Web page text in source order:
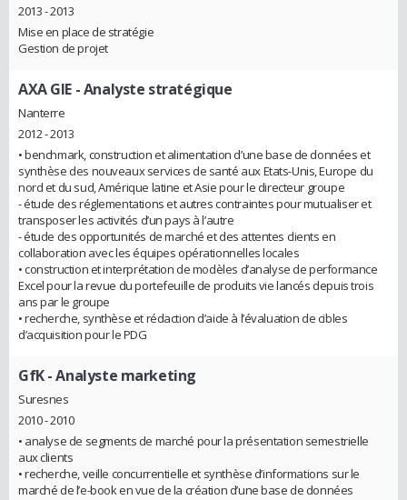
2013 - 2013
Mise en place de stratégie
Gestion de projet
AXA GIE - Analyste stratégique
Nanterre
2012 - 2013
• benchmark, construction et alimentation d’une base de données et
synthèse des nouveaux services de santé aux Etats-Unis, Europe du
nord et du sud, Amérique latine et Asie pour le directeur groupe
- étude des réglementations et autres contraintes pour mutualiser et
transposer les activités d’un pays à l’autre
- étude des opportunités de marché et des attentes clients en
collaboration avec les équipes opérationnelles locales
• construction et interprétation de modèles d’analyse de performance
Excel pour la revue du portefeuille de produits vie lancés depuis trois
ans par le groupe
• recherche, synthèse et rédaction d’aide à l’évaluation de cibles
d’acquisition pour le PDG
GfK- Analyste marketing
Suresnes
2010 - 2010
• analyse de segments de marché pour la présentation semestrielle
aux clients
• recherche, veille concurrentielle et synthèse d’informations sur le
marché de l’e-book en vue de la création d’une base de données